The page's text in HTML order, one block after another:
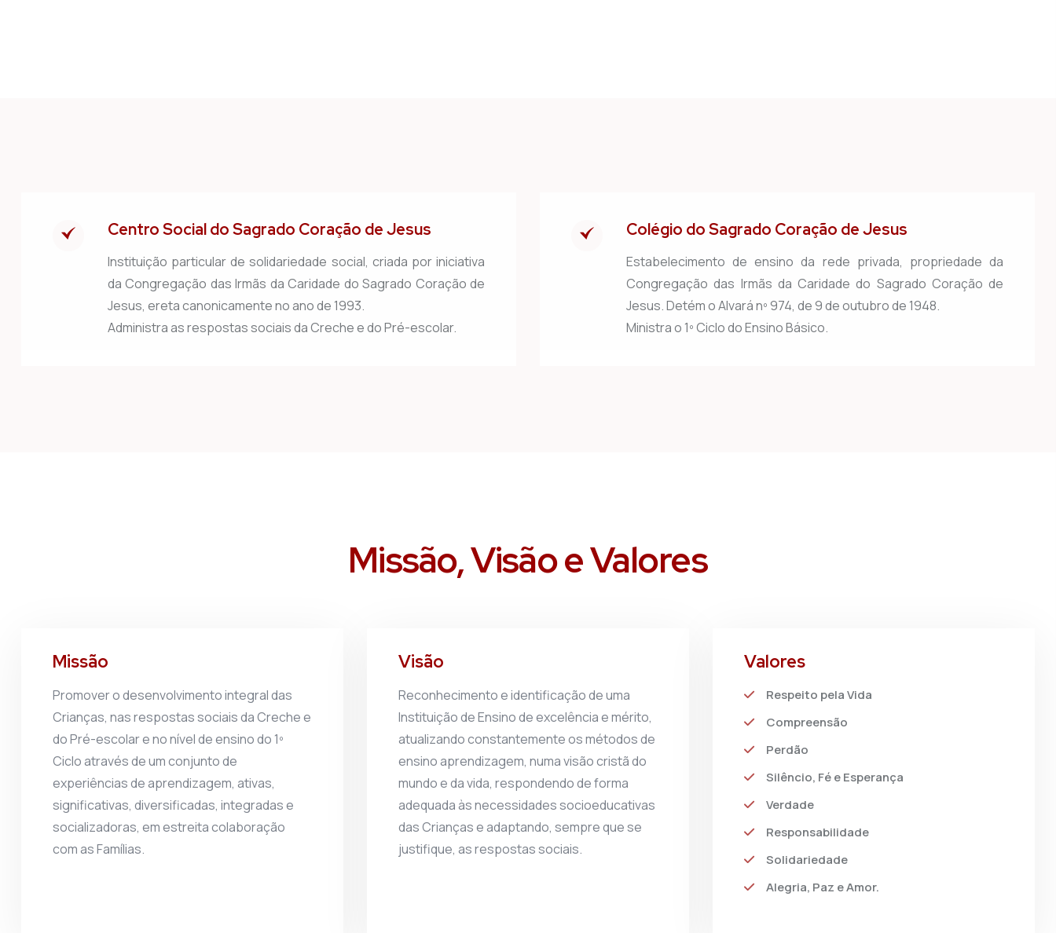
Centro Social do Sagrado Coração de Jesus
Instituição particular de solidariedade social, criada por iniciativa
da Congregação das Irmãs da Caridade do Sagrado Coração de
Jesus, ereta canonicamente no ano de 1993.
Administra as respostas sociais da Creche e do Pré-escolar.
Colégio do Sagrado Coração de Jesus
Estabelecimento de ensino da rede privada, propriedade da
Congregação das Irmãs da Caridade do Sagrado Coração de
Jesus. Detém o Alvará nº 974, de 9 de outubro de 1948.
Ministra o 1º Ciclo do Ensino Básico.
Missão, Visão e Valores
Missão
Promover o desenvolvimento integral das
Crianças, nas respostas sociais da Creche e
do Pré-escolar e no nível de ensino do 1º
Ciclo através de um conjunto de
experiências de aprendizagem, ativas,
significativas, diversificadas, integradas e
socializadoras, em estreita colaboração
com as Famílias.
Visão
Reconhecimento e identificação de uma
Instituição de Ensino de excelência e mérito,
atualizando constantemente os métodos de
ensino aprendizagem, numa visão cristã do
mundo e da vida, respondendo de forma
adequada às necessidades socioeducativas
das Crianças e adaptando, sempre que se
justifique, as respostas sociais.
Valores
Respeito pela Vida
Compreensão
Perdão
Silêncio, Fé e Esperança
Verdade
Responsabilidade
Solidariedade
Alegria, Paz e Amor.